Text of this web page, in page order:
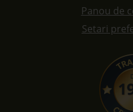
Panou de
Setari